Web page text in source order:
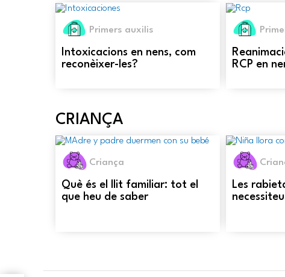
Primers auxilis
Intoxicacions en nens, com
reconèixer-les?
RCP en
CRIANÇA
Criança
Què és el llit familiar: tot el
que heu de saber
Les